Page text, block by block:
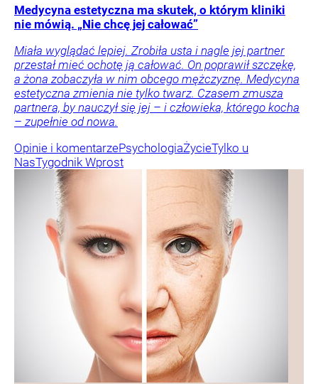
Medycyna estetyczna ma skutek, o którym kliniki
nie mówią. „Nie chcę jej całować”
Miała wyglądać lepiej. Zrobiła usta i nagle jej partner
przestał mieć ochotę ją całować. On poprawił szczękę,
a żona zobaczyła w nim obcego mężczyznę. Medycyna
estetyczna zmienia nie tylko twarz. Czasem zmusza
partnera, by nauczył się jej – i człowieka, którego kocha
– zupełnie od nowa.
Opinie i komentarzePsychologiaŻycieTylko u
NasTygodnik Wprost